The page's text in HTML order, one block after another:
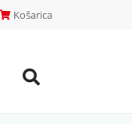
Košarica